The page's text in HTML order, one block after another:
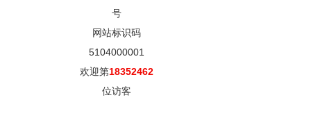
号
网站标识码
5104000001
欢迎第18352462
位访客